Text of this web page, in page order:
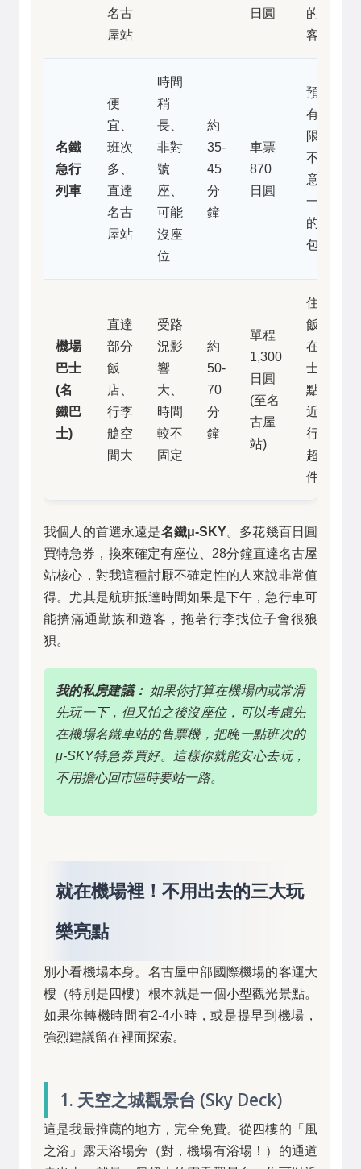
名古
屋站
日圓
的旅
客
名鐵
急行
列車
便
宜、
班次
多、
直達
名古
屋站
時間
稍
長、
非對
號
座、
可能
沒座
位
約
35-
45
分
鐘
車票
870
日圓
預算
有
限、
不介
意站
一下
的背
包客
機場
巴士
(名
鐵巴
士)
直達
部分
飯
店、
行李
艙空
間大
受路
況影
響
大、
時間
較不
固定
約
50-
70
分
鐘
單程
1,300
日圓
(至名
古屋
站)
住宿
飯店
在巴
士站
點附
近、
行李
超大
件者
我個人的首選永遠是名鐵μ-SKY。多花幾百日圓
買特急券，換來確定有座位、28分鐘直達名古屋
站核心，對我這種討厭不確定性的人來說非常值
得。尤其是航班抵達時間如果是下午，急行車可
能擠滿通勤族和遊客，拖著行李找位子會很狼
狽。
我的私房建議： 如果你打算在機場內或常滑
先玩一下，但又怕之後沒座位，可以考慮先
在機場名鐵車站的售票機，把晚一點班次的
μ-SKY特急券買好。這樣你就能安心去玩，
不用擔心回市區時要站一路。
就在機場裡！不用出去的三大玩
樂亮點
別小看機場本身。名古屋中部國際機場的客運大
樓（特別是四樓）根本就是一個小型觀光景點。
如果你轉機時間有2-4小時，或是提早到機場，
強烈建議留在裡面探索。
1. 天空之城觀景台 (Sky Deck)
這是我最推薦的地方，完全免費。從四樓的「風
之浴」露天浴場旁（對，機場有浴場！）的通道